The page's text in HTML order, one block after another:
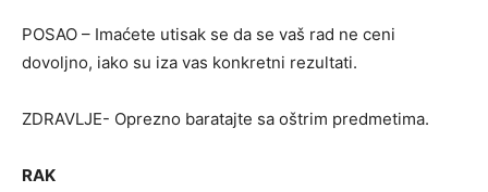
POSAO – Imaćete utisak se da se vaš rad ne ceni
dovoljno, iako su iza vas konkretni rezultati.
ZDRAVLJE- Oprezno baratajte sa oštrim predmetima.
RAK